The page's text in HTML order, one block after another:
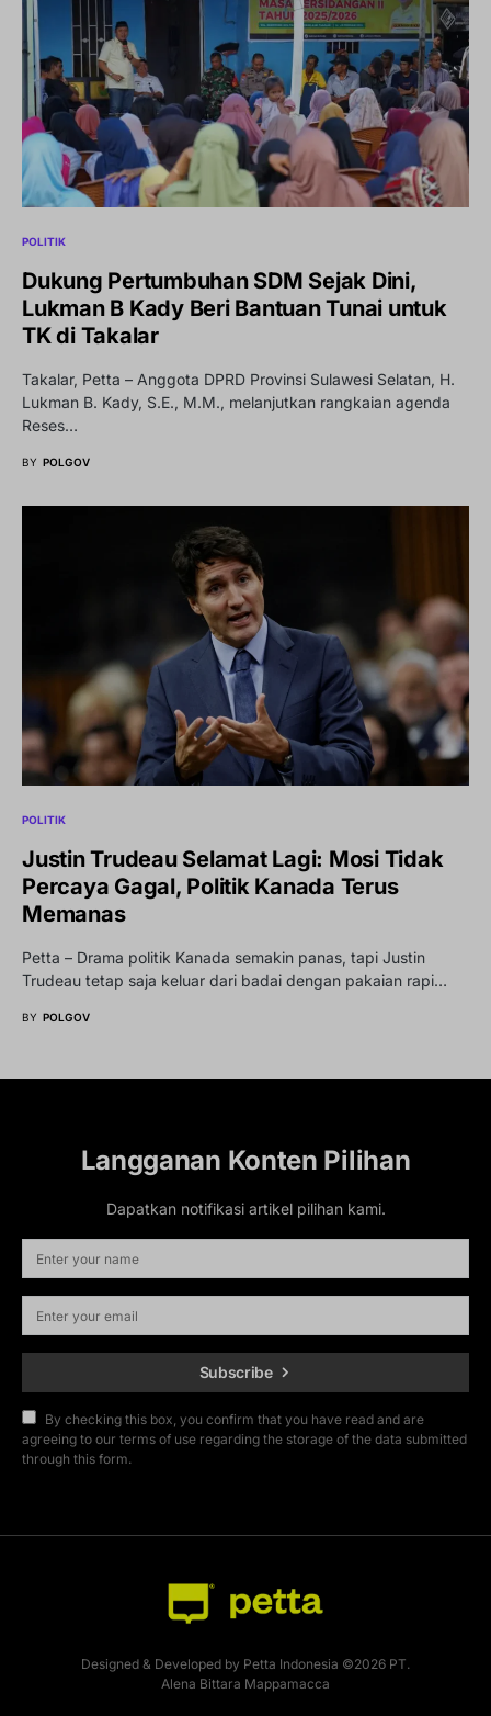
POLITIK
Dukung Pertumbuhan SDM Sejak Dini,
Lukman B Kady Beri Bantuan Tunai untuk
TK di Takalar
Takalar, Petta – Anggota DPRD Provinsi Sulawesi Selatan, H.
Lukman B. Kady, S.E., M.M., melanjutkan rangkaian agenda
Reses…
BY POLGOV
POLITIK
Justin Trudeau Selamat Lagi: Mosi Tidak
Percaya Gagal, Politik Kanada Terus
Memanas
Petta – Drama politik Kanada semakin panas, tapi Justin
Trudeau tetap saja keluar dari badai dengan pakaian rapi…
BY POLGOV
Langganan Konten Pilihan
Dapatkan notifikasi artikel pilihan kami.
Subscribe
By checking this box, you confirm that you have read and are
agreeing to our terms of use regarding the storage of the data submitted
through this form.
Designed & Developed by Petta Indonesia ©2026 PT.
Alena Bittara Mappamacca